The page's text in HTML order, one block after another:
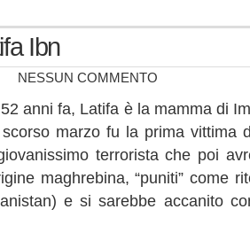
Ibn
NESSUN COMMENTO
anni fa, Latifa è la mamma di
scorso marzo fu la prima vittima
terrorista che poi
maghrebina, “puniti” come
e si sarebbe accanito